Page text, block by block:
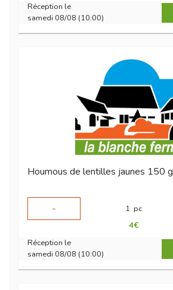
Réception le
samedi 08/08 (10:00)
Houmous de lentilles jaunes 150 g
-
1 pc
4€
Réception le
samedi 08/08 (10:00)